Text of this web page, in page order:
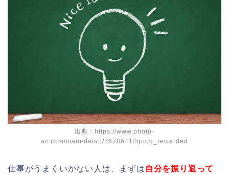
出典：https://www.photo-
ac.com/main/detail/3678641#goog_rewarded
仕事がうまくいかない人は、まずは 自分を振り返って